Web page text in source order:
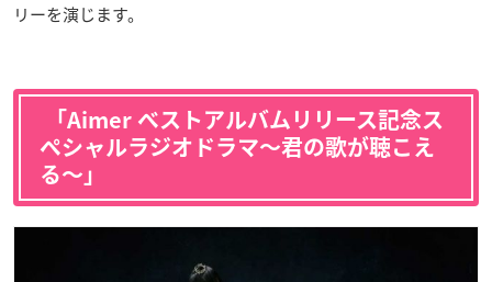
リーを演じます。
「Aimer ベストアルバムリリース記念ス
ペシャルラジオドラマ〜君の歌が聴こえ
る〜」